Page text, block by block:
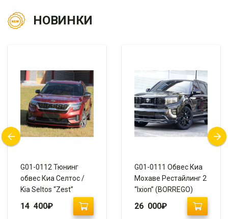
НОВИНКИ
G01-0112 Тюнинг
обвес Киа Селтос /
Kia Seltos “Zest”
14 400₽
G01-0111 Обвес Киа
Мохаве Рестайлинг 2
“Ixion” (BORREGO)
26 000₽